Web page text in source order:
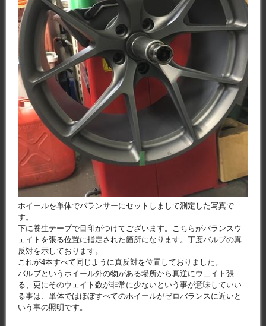
ホイールを単体でバランサーにセットしまして測定した写真で
す。
下に養生テープで目印がつけてございます。こちらがバランスウ
ェイトを張る位置に指定された箇所になります。丁度バルブの真
反対を示しております。
これが4本すべて同じように真反対を位置しておりました。
バルブというホイール外の物がある場所から真逆にウェイト張
る、更にそのウェイト数が非常に少ないという事が意味していい
る事は、単体ではほぼすべてのホイールがゼロバランスに近いと
いう事の照明です。